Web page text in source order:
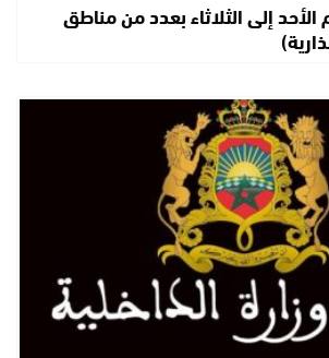
إلى الثلاثاء بعدد من مناطق